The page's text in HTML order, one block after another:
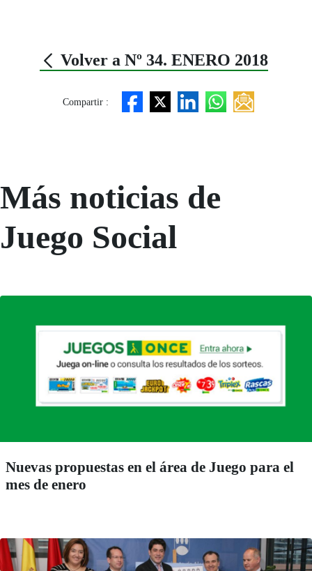
Volver a Nº 34. ENERO 2018
Compartir :
Más noticias de
Juego Social
Nuevas propuestas en el área de Juego para el
mes de enero